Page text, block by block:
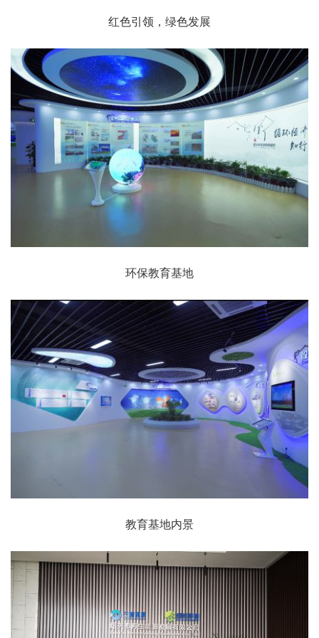
红色引领，绿色发展
环保教育基地
教育基地内景